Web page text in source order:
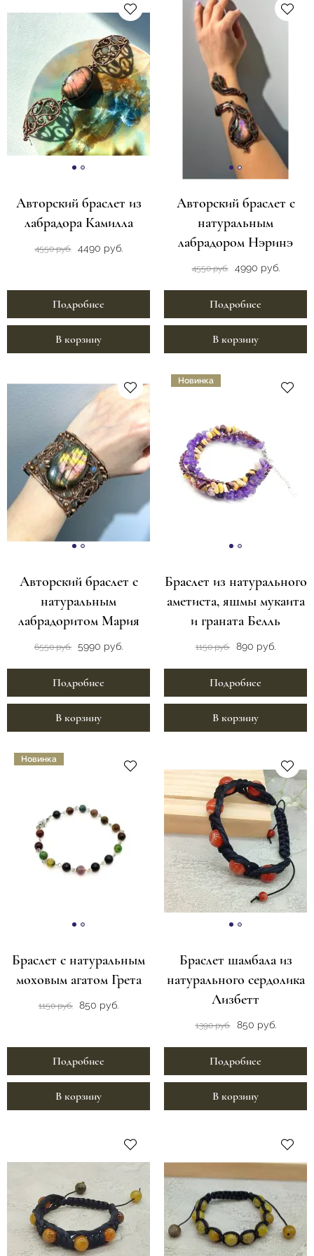
Авторский браслет из
лабрадора Камилла
4550 руб. 4490 руб.
Подробнее
В корзину
Авторский браслет с
натуральным
лабрадором Нэринэ
4550 руб. 4990 руб.
Подробнее
В корзину
Авторский браслет с
натуральным
лабрадоритом Мария
6550 руб. 5990 руб.
Подробнее
В корзину
Новинка
Браслет из натурального
аметиста, яшмы мукаита
и граната Белль
1150 руб. 890 руб.
Подробнее
В корзину
Новинка
Браслет с натуральным
моховым агатом Грета
1150 руб. 850 руб.
Подробнее
В корзину
Браслет шамбала из
натурального сердолика
Лизбетт
1390 руб. 850 руб.
Подробнее
В корзину